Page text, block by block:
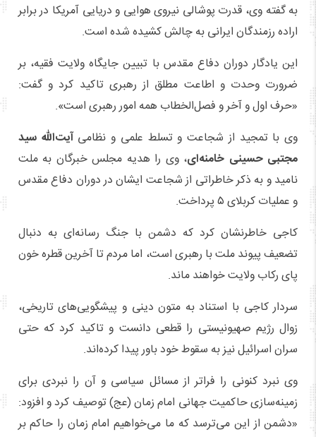
به گفته وی، قدرت پوشالی نیروی هوایی و دریایی آمریکا در برابر
اراده رزمندگان ایرانی به چالش کشیده شده است.
این یادگار دوران دفاع مقدس با تبیین جایگاه ولایت فقیه، بر
ضرورت وحدت و اطاعت مطلق از رهبری تاکید کرد و گفت:
«حرف اول و آخر و فصل‌الخطاب همه امور رهبری است».
وی با تمجید از شجاعت و تسلط علمی و نظامیآیت‌الله سید
مجتبی حسینی خامنه‌ای، وی را هدیه مجلس خبرگان به ملت
نامید و به ذکر خاطراتی از شجاعت ایشان در دوران دفاع مقدس
و عملیات کربلای ۵ پرداخت.
کاجی خاطرنشان کرد که دشمن با جنگ رسانه‌ای به دنبال
تضعیف پیوند ملت با رهبری است، اما مردم تا آخرین قطره خون
پای رکاب ولایت خواهند ماند.
سردار کاجی با استناد به متون دینی و پیشگویی‌های تاریخی،
زوال رژیم صهیونیستی را قطعی دانست و تاکید کرد که حتی
سران اسرائیل نیز به سقوط خود باور پیدا کرده‌اند.
وی نبرد کنونی را فراتر از مسائل سیاسی و آن را نبردی برای
زمینه‌سازی حاکمیت جهانی امام زمان (عج) توصیف کرد و افزود:
«دشمن از این می‌ترسد که ما می‌خواهیم امام زمان را حاکم بر